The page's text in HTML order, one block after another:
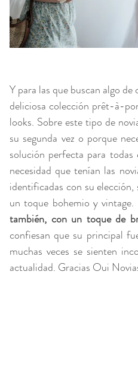
Y para las que buscan algo
deliciosa colección prêt-à-
looks. Sobre este tipo de
su segunda vez o porque
solución perfecta para
necesidad que tenían las
identificadas con su
un toque bohemio y vintage.
también, con un toque de
confiesan que su principal
muchas veces se sienten
actualidad. Gracias Oui